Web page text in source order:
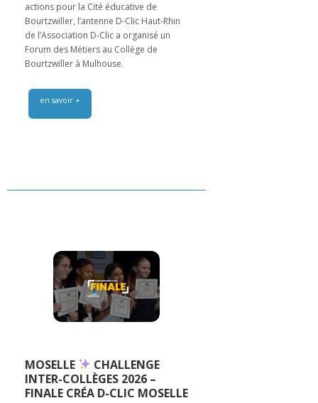
actions pour la Cité éducative de
Bourtzwiller, l’antenne D-Clic Haut-Rhin
de l’Association D-Clic a organisé un
Forum des Métiers au Collège de
Bourtzwiller à Mulhouse.
en savoir +
MOSELLE
CHALLENGE
INTER-COLLÈGES 2026 –
FINALE CRÉA D-CLIC MOSELLE